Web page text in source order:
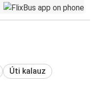
Úti kalauz